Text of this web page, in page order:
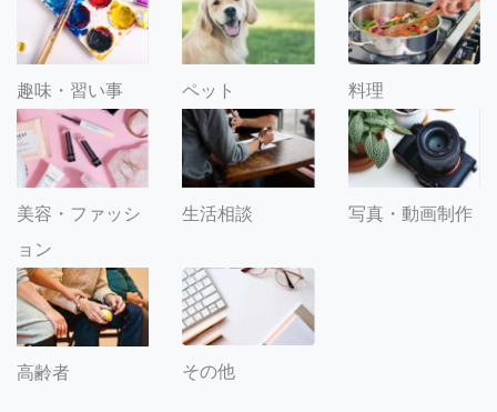
趣味・習い事 ペット 料理
美容・ファッシ
ョン
生活相談 写真・動画制作
高齢者 その他